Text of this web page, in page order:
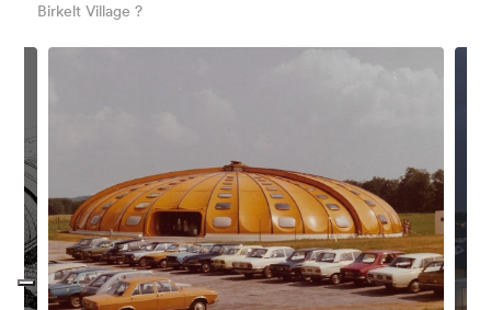
Birkelt Village ?